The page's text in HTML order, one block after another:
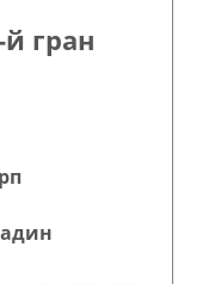
гран